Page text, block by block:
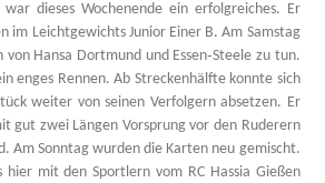
dieses Wochenende ein erfolgreiches. Er
im Leichtgewichts Junior Einer B. Am Samstag
Hansa Dortmund und Essen‑Steele zu tun.
enges Rennen. Ab Streckenhälfte konnte sich
weiter von seinen Verfolgern absetzen. Er
gut zwei Längen Vorsprung vor den Ruderern
Am Sonntag wurden die Karten neu gemischt.
hier mit den Sportlern vom RC Hassia Gießen